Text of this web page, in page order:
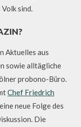
sind.
Aktuelles aus
sowie alltägliche
probono-Büro.
Chef Friedrich
neue Folge des
Die